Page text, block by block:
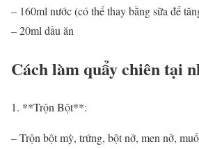
– 160ml nước (có thể thay bằng sữa để
– 20ml dầu ăn
Cách làm quẩy chiên tại
1. **Trộn Bột**:
– Trộn bột mỳ, trứng, bột nở, men nở,